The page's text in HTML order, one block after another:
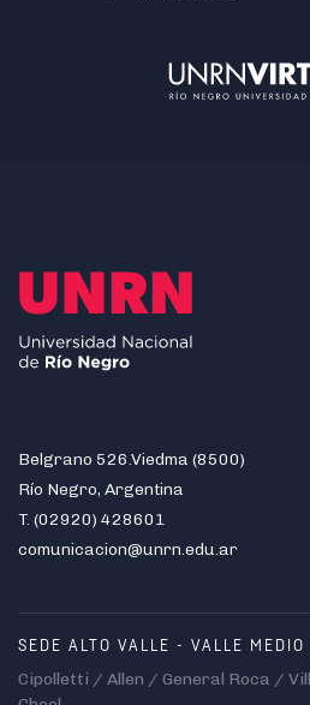
Belgrano 526.Viedma (8500)
Río Negro, Argentina
T. (02920) 428601
comunicacion@unrn.edu.ar
SEDE ALTO VALLE - VALLE MEDIO
Cipolletti / Allen / General Roca /